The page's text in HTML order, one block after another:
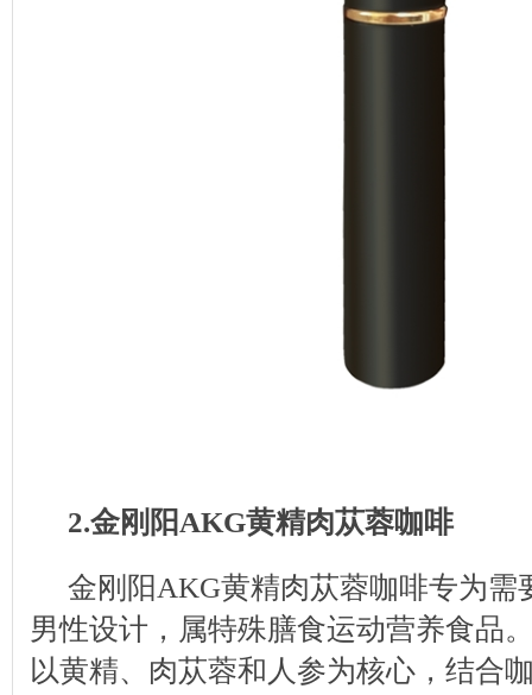
2.金刚阳AKG黄精肉苁蓉咖啡
金刚阳AKG黄精肉苁蓉咖啡专为需
男性设计，属特殊膳食运动营养食品
以黄精、肉苁蓉和人参为核心，结合